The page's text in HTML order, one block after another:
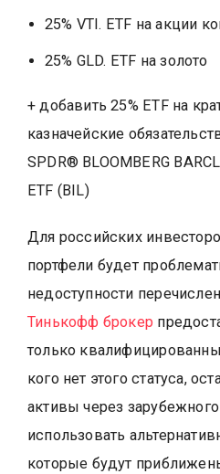
25% VTI. ETF на акции
25% GLD. ETF на золото
+ добавить 25% ETF на
казначейские
SPDR® BLOOMBERG
ETF (BIL)
Для российских
портфели будет
недоступности
Тинькофф брокер
только
кого нет этого статуса,
активы через
использовать
которые будут